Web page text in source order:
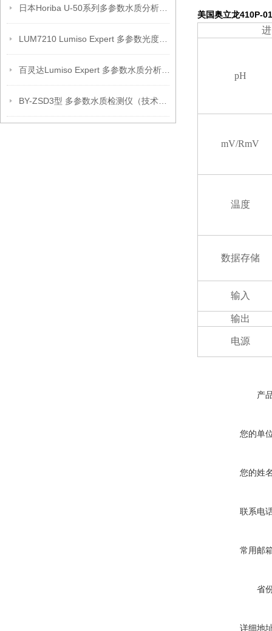
美国奥立龙410P-
pH
mV/RmV
温度
数据存储
输入
输出
电源
产
您的单
您的姓
联系电
常用邮
省
详细地